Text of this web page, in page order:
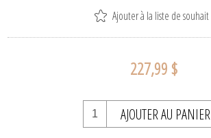
Ajouter à la liste de souhait
227,99 $
AJOUTER AU PANIER